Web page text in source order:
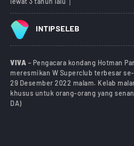
INTIPSELEB
VIVA – Pengacara kondang Hotman
meresmikan W Superclub terbesar
29 Desember 2022 malam. Kelab
khusus untuk orang-orang yang
DA)